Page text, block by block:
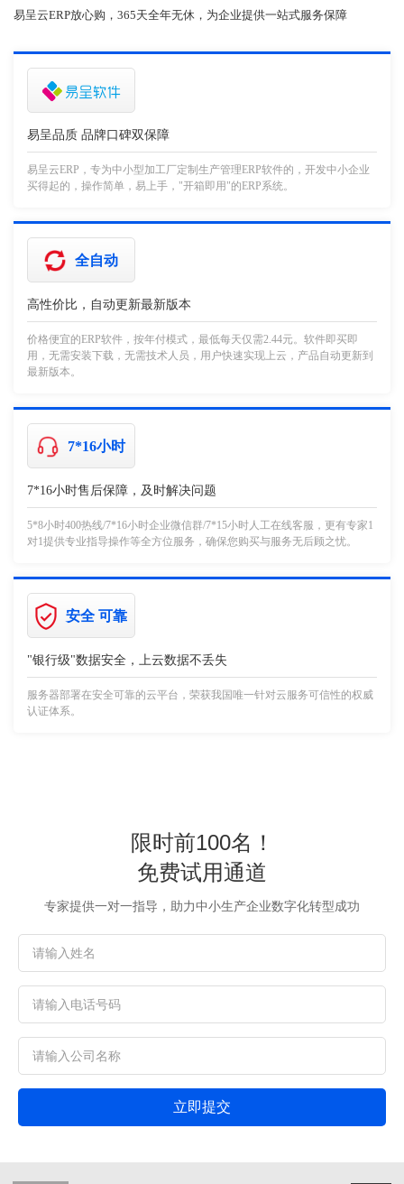
易呈云ERP放心购，365天全年无休，为企业提供一站式服务保障
易呈品质 品牌口碑双保障
易呈云ERP，专为中小型加工厂定制生产管理ERP软件的，开发中小企业
买得起的，操作简单，易上手，"开箱即用"的ERP系统。
全自动
高性价比，自动更新最新版本
价格便宜的ERP软件，按年付模式，最低每天仅需2.44元。软件即买即
用，无需安装下载，无需技术人员，用户快速实现上云，产品自动更新到
最新版本。
7*16小时
7*16小时售后保障，及时解决问题
5*8小时400热线/7*16小时企业微信群/7*15小时人工在线客服，更有专家1
对1提供专业指导操作等全方位服务，确保您购买与服务无后顾之忧。
安全 可靠
"银行级"数据安全，上云数据不丢失
服务器部署在安全可靠的云平台，荣获我国唯一针对云服务可信性的权威
认证体系。
限时前100名！
免费试用通道
专家提供一对一指导，助力中小生产企业数字化转型成功
立即提交